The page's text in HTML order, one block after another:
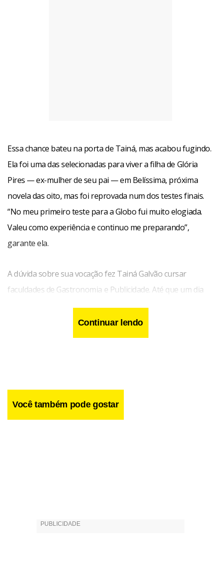
Essa chance bateu na porta de Tainá, mas acabou fugindo.
Ela foi uma das selecionadas para viver a filha de Glória
Pires — ex-mulher de seu pai — em Belíssima, próxima
novela das oito, mas foi reprovada num dos testes finais.
“No meu primeiro teste para a Globo fui muito elogiada.
Valeu como experiência e continuo me preparando”,
garante ela.
A dúvida sobre sua vocação fez Tainá Galvão cursar
faculdades de Gastronomia e Publicidade. Até que um dia
ela convenceu o pai de que queria estudar para ser atriz. O
atual trabalho como modelo fotográfico — seus 1,62m e 52
kg não são suficientes para a passarela — é só enquanto
Continuar lendo
Você também pode gostar